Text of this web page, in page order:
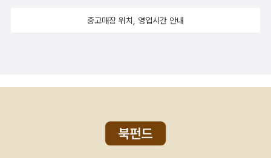
중고매장 위치, 영업시간 안내